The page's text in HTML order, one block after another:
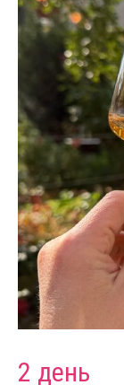
2 день